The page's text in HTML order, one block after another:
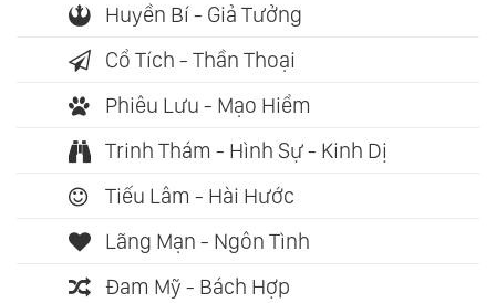
Huyền Bí - Giả Tưởng
Cổ Tích - Thần Thoại
Phiêu Lưu - Mạo Hiểm
Trinh Thám - Hình Sự - Kinh Dị
Tiếu Lâm - Hài Hước
Lãng Mạn - Ngôn Tình
Đam Mỹ - Bách Hợp